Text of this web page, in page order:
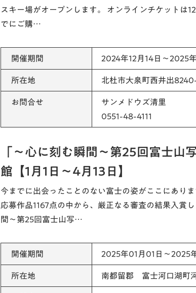
スキー場がオープンします。 オンラインチケットは
でにご購…
開催期間 2024年12月14日～2025
所在地 北杜市大泉町西井出
お問合せ
サンメドウズ清里
0551-48-4111
「～心に刻む瞬間～第25回富士山
館【1月1日～4月13日】
今までに出会ったことのない富士の姿がここにあり
応募作品1167点の中から、厳正なる審査の結果入賞
間～第25回富士山写…
開催期間 2025年01月01日～2025
所在地 南都留郡 富士河口湖町